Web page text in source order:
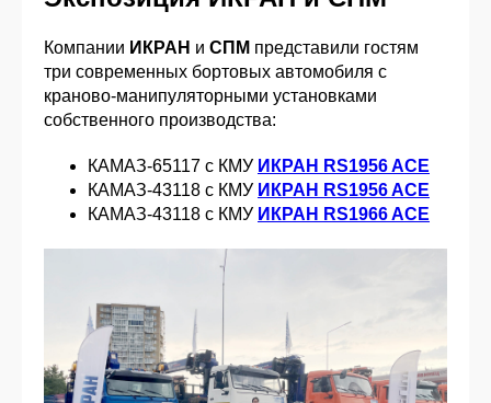
Компании ИКРАН и СПМ представили гостям
три современных бортовых автомобиля с
краново-манипуляторными установками
собственного производства:
КАМАЗ-65117 с КМУ ИКРАН RS1956 ACE
КАМАЗ-43118 с КМУ ИКРАН RS1956 ACE
КАМАЗ-43118 с КМУ ИКРАН RS1966 ACE